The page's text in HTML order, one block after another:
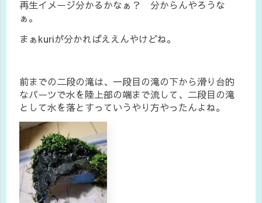
再生イメージ分かるかなぁ？ 分からんやろうな
ぁ。
まぁkuriが分かればええんやけどね。
前までの二段の滝は、一段目の滝の下から滑り台的
なパーツで水を陸上部の端まで流して、二段目の滝
として水を落とすっていうやり方やったんよね。